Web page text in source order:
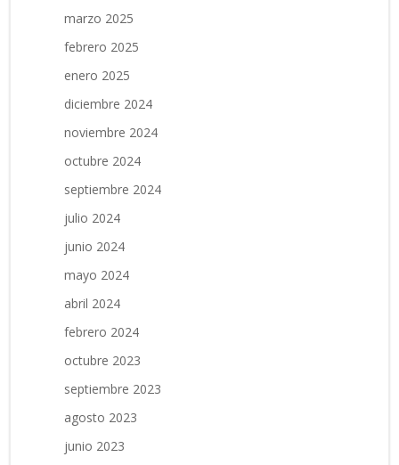
marzo 2025
febrero 2025
enero 2025
diciembre 2024
noviembre 2024
octubre 2024
septiembre 2024
julio 2024
junio 2024
mayo 2024
abril 2024
febrero 2024
octubre 2023
septiembre 2023
agosto 2023
junio 2023